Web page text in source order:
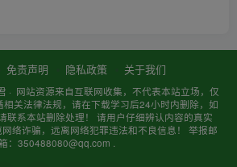
免责声明 隐私政策 关于我们
· 网站资源来自互联网收集，不代表本站立场，仅
相关法律法规，请在下载学习后24小时内删除，如
联系本站删除处理！ 请用户仔细辨认内容的真实
络诈骗，远离网络犯罪违法和不良信息！ 举报邮
：350488080@qq.com .